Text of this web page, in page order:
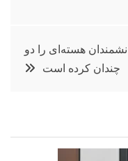
هسته‌ای را دو
چندان کرده است